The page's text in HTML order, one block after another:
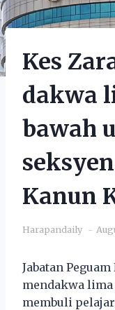
Kes
dakwa
bawah
Kanun
Harapandaily
Jabatan
mendakwa
membuli